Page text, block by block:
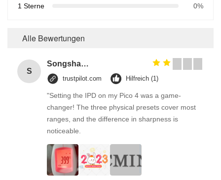
1 Sterne
0%
Alle Bewertungen
S
Songshang
trustpilot.com Hilfreich (1)
"Setting the IPD on my Pico 4 was a game-
changer! The three physical presets cover most
ranges, and the difference in sharpness is
noticeable.